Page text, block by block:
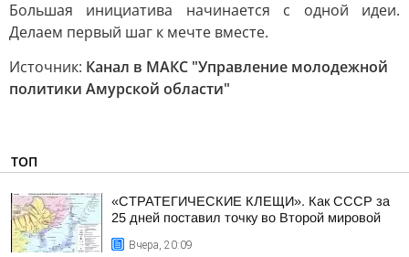
Большая инициатива начинается с одной идеи.
Делаем первый шаг к мечте вместе.
Источник: Канал в МАКС "Управление молодежной
политики Амурской области"
ТОП
«СТРАТЕГИЧЕСКИЕ КЛЕЩИ». Как СССР за
25 дней поставил точку во Второй мировой
Вчера, 20:09